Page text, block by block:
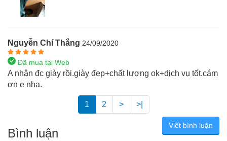
Nguyễn Chí Thắng 24/09/2020
Đã mua tại Web
A nhận đc giày rồi.giày đẹp+chất lượng ok+dịch vụ tốt.cám
ơn e nha.
1 2 > >|
Viết bình luận
Bình luận